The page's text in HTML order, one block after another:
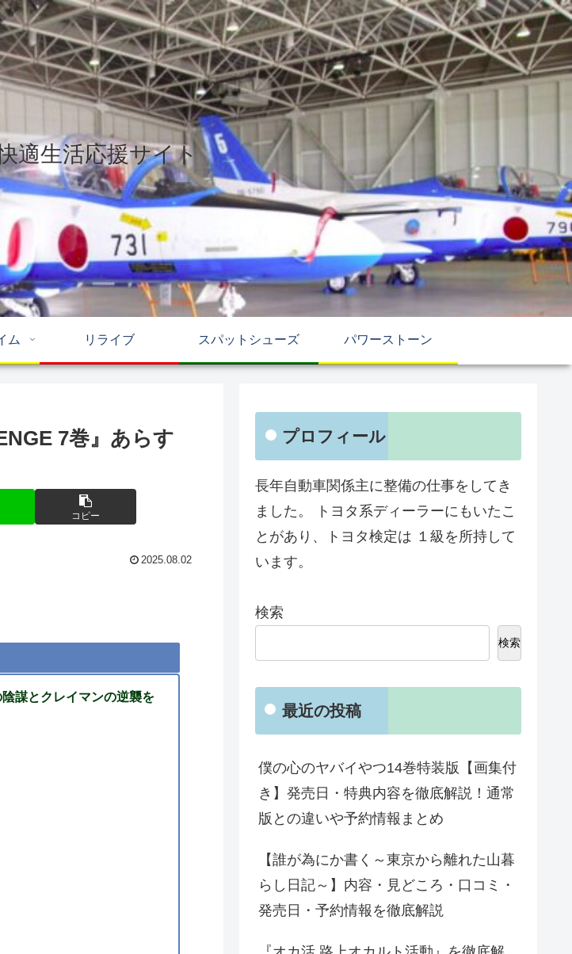
適生活応援サイト
ム リライブ スパットシューズ パワーストーン
7巻』あらす
コピー
2025.08.02
謀とクレイマンの逆襲を
プロフィール
長年自動車関係主に整備の仕事をしてき
ました。 トヨタ系ディーラーにもいたこ
とがあり、トヨタ検定は １級を所持して
います。
検索
検索
最近の投稿
僕の心のヤバイやつ14巻特装版【画集付
き】発売日・特典内容を徹底解説！通常
版との違いや予約情報まとめ
【誰が為にか書く～東京から離れた山暮
らし日記～】内容・見どころ・口コミ・
発売日・予約情報を徹底解説